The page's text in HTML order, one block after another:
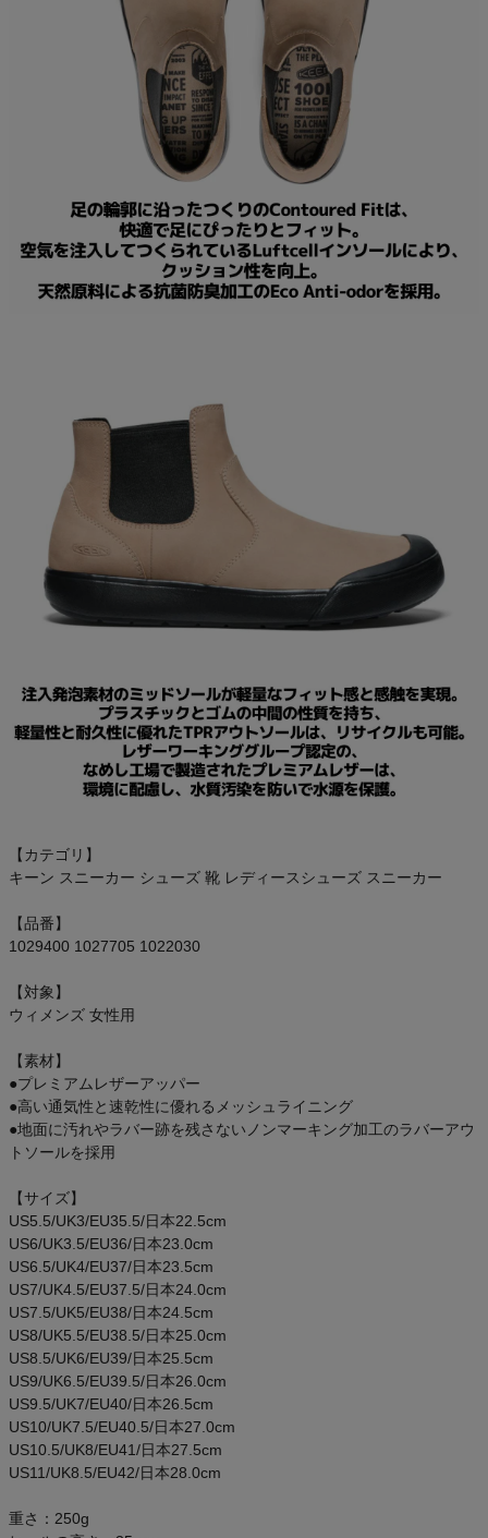
【カテゴリ】
キーン スニーカー シューズ 靴 レディースシューズ スニーカー
【品番】
1029400 1027705 1022030
【対象】
ウィメンズ 女性用
【素材】
●プレミアムレザーアッパー
●高い通気性と速乾性に優れるメッシュライニング
●地面に汚れやラバー跡を残さないノンマーキング加工のラバーアウ
トソールを採用
【サイズ】
US5.5/UK3/EU35.5/日本22.5cm
US6/UK3.5/EU36/日本23.0cm
US6.5/UK4/EU37/日本23.5cm
US7/UK4.5/EU37.5/日本24.0cm
US7.5/UK5/EU38/日本24.5cm
US8/UK5.5/EU38.5/日本25.0cm
US8.5/UK6/EU39/日本25.5cm
US9/UK6.5/EU39.5/日本26.0cm
US9.5/UK7/EU40/日本26.5cm
US10/UK7.5/EU40.5/日本27.0cm
US10.5/UK8/EU41/日本27.5cm
US11/UK8.5/EU42/日本28.0cm
重さ：250g